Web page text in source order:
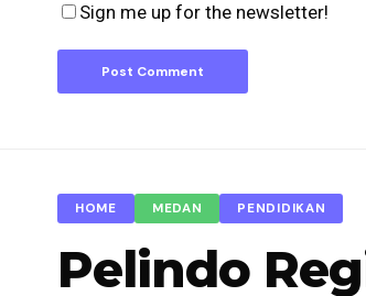
Sign me up for the newsletter!
HOME MEDAN PENDIDIKAN
Pelindo